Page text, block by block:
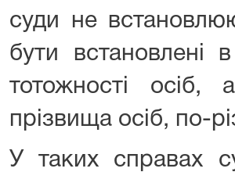
суди не
бути
тотожності
прізвища осіб, по-
У таких справах